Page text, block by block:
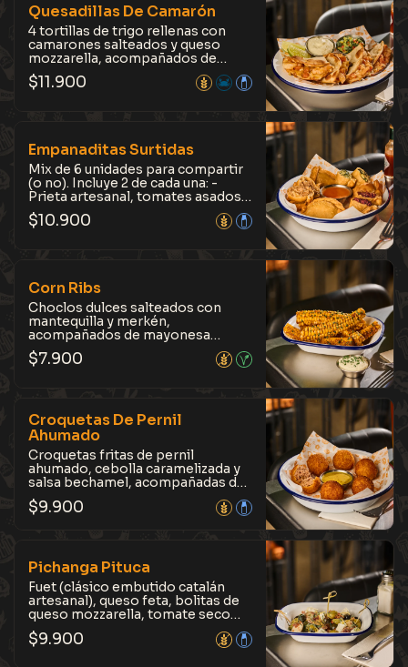
Quesadillas De Camarón
4 tortillas de trigo rellenas con
camarones salteados y queso
mozzarella, acompañados de
guacamole y crema ácida.
Sabrosas y fáciles de disfrutar.
$11.900
Empanaditas Surtidas
Mix de 6 unidades para compartir
(o no). Incluye 2 de cada una: -
Prieta artesanal, tomates asados y
trozos de manzana confitada. -
Carne mechada hecha en casa,
se van a arrepentir.
$10.900
Corn Ribs
Choclos dulces salteados con
mantequilla y merkén,
acompañados de mayonesa
vegana o crema ácida. El equilibrio
perfecto entre carácter y dulzor.
$7.900
Croquetas De Pernil
Ahumado
Croquetas fritas de pernil
ahumado, cebolla caramelizada y
salsa bechamel, acompañadas de
mostaza de la casa con un toque
de Kross Maibock. Crujientes por
$9.900
Pichanga Pituca
Fuet (clásico embutido catalán
artesanal), queso feta, bolitas de
queso mozzarella, tomate seco
siciliano, pepinillos baby y mix de
aceitunas. Todo terminado con
$9.900